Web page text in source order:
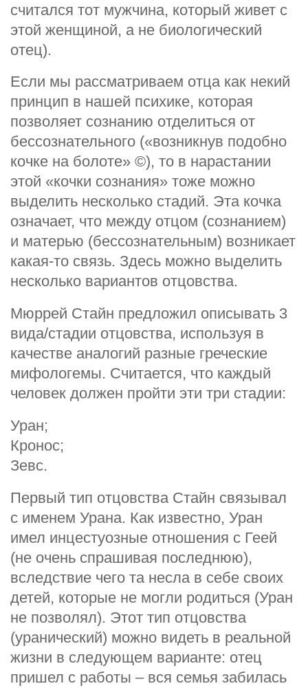
считался тот мужчина, который живет с
этой женщиной, а не биологический
отец).
Если мы рассматриваем отца как некий
принцип в нашей психике, которая
позволяет сознанию отделиться от
бессознательного («возникнув подобно
кочке на болоте» ©), то в нарастании
этой «кочки сознания» тоже можно
выделить несколько стадий. Эта кочка
означает, что между отцом (сознанием)
и матерью (бессознательным) возникает
какая-то связь. Здесь можно выделить
несколько вариантов отцовства.
Мюррей Стайн предложил описывать 3
вида/стадии отцовства, используя в
качестве аналогий разные греческие
мифологемы. Считается, что каждый
человек должен пройти эти три стадии:
Уран;
Кронос;
Зевс.
Первый тип отцовства Стайн связывал
с именем Урана. Как известно, Уран
имел инцестуозные отношения с Геей
(не очень спрашивая последнюю),
вследствие чего та несла в себе своих
детей, которые не могли родиться (Уран
не позволял). Этот тип отцовства
(уранический) можно видеть в реальной
жизни в следующем варианте: отец
пришел с работы – вся семья забилась